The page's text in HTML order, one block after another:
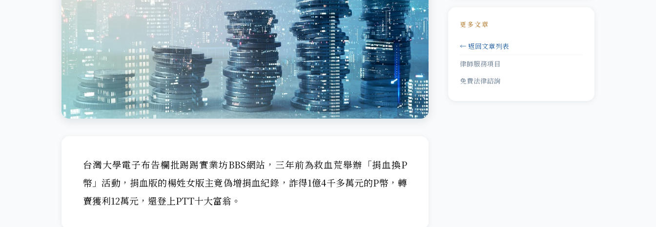
台灣大學電子布告欄批踢踢實業坊BBS網站，三年前為救血荒舉辦「捐血換P
幣」活動，捐血版的楊姓女版主竟偽增捐血紀錄，詐得1億4千多萬元的P幣，轉
賣獲利12萬元，還登上PTT十大富翁。
更多文章
← 返回文章列表
律師服務項目
免費法律諮詢